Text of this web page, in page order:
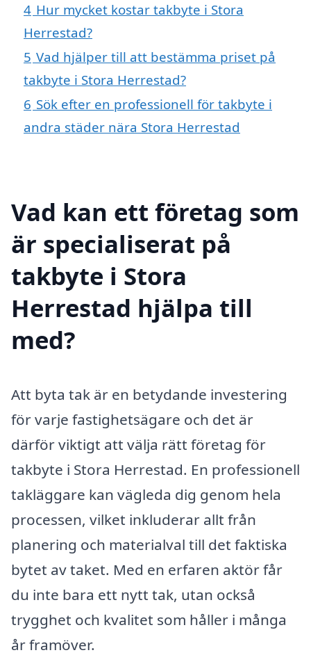
4 Hur mycket kostar takbyte i Stora
Herrestad?
5 Vad hjälper till att bestämma priset på
takbyte i Stora Herrestad?
6 Sök efter en professionell för takbyte i
andra städer nära Stora Herrestad
Vad kan ett företag som
är specialiserat på
takbyte i Stora
Herrestad hjälpa till
med?
Att byta tak är en betydande investering
för varje fastighetsägare och det är
därför viktigt att välja rätt företag för
takbyte i Stora Herrestad. En professionell
takläggare kan vägleda dig genom hela
processen, vilket inkluderar allt från
planering och materialval till det faktiska
bytet av taket. Med en erfaren aktör får
du inte bara ett nytt tak, utan också
trygghet och kvalitet som håller i många
år framöver.